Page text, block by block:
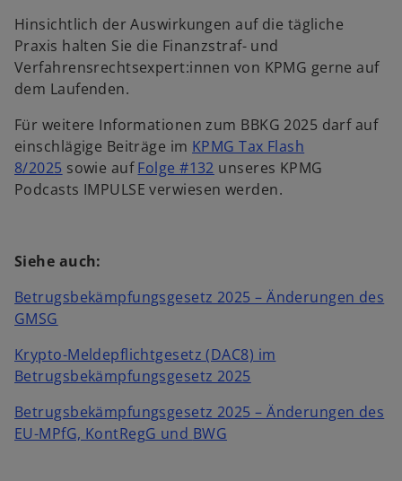
Hinsichtlich der Auswirkungen auf die tägliche
Praxis halten Sie die Finanzstraf- und
Verfahrensrechtsexpert:innen von KPMG gerne auf
dem Laufenden.
Für weitere Informationen zum BBKG 2025 darf auf
einschlägige Beiträge im KPMG Tax Flash
8/2025 sowie aufFolge #132 w
i
e
e
r
n
e
u
unseres KPMG
Podcasts IMPULSE verwiesen werden.
Siehe auch:
Betrugsbekämpfungsgesetz 2025 – Änderungen des
GMSG
Krypto-Meldepflichtgesetz (DAC8) im
Betrugsbekämpfungsgesetz 2025
Betrugsbekämpfungsgesetz 2025 – Änderungen des
EU-MPfG, KontRegG und BWG